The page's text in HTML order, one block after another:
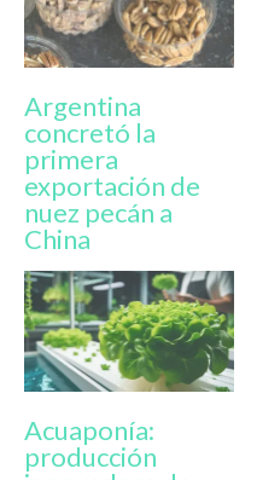
Argentina
concretó la
primera
exportación de
nuez pecán a
China
Acuaponía:
producción